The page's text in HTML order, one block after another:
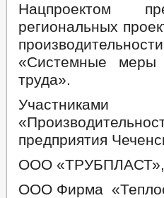
Нацпроектом
региональных
«Системные меры
труда».
предприятия
ООО «ТРУБПЛАСТ»,
ООО Фирма